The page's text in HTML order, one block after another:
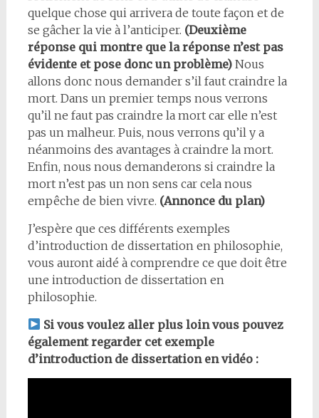
quelque chose qui arrivera de toute façon et de
se gâcher la vie à l’anticiper. (Deuxième
réponse qui montre que la réponse n’est pas
évidente et pose donc un problème)Nous
allons donc nous demander s’il faut craindre la
mort. Dans un premier temps nous verrons
qu’il ne faut pas craindre la mort car elle n’est
pas un malheur. Puis, nous verrons qu’il y a
néanmoins des avantages à craindre la mort.
Enfin, nous nous demanderons si craindre la
mort n’est pas un non sens car cela nous
empêche de bien vivre. (Annonce du plan)
J’espère que ces différents exemples
d’introduction de dissertation en philosophie,
vous auront aidé à comprendre ce que doit être
une introduction de dissertation en
philosophie.
Si vous voulez aller plus loin vous pouvez
également regarder cet exemple
d’introduction de dissertation en vidéo :